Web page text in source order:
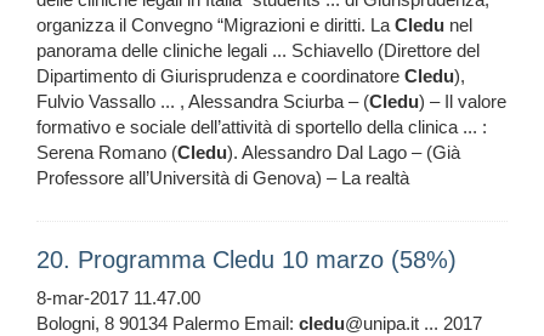
organizza il Convegno “Migrazioni e diritti. LaCledu nel
panorama delle cliniche legali ... Schiavello (Direttore del
Dipartimento di Giurisprudenza e coordinatore Cledu),
Fulvio Vassallo ... , Alessandra Sciurba – (Cledu) – Il valore
formativo e sociale dell’attività di sportello della clinica ... :
Serena Romano (Cledu). Alessandro Dal Lago – (Già
Professore all’Università di Genova) – La realtà
20. Programma Cledu 10 marzo (58%)
8-mar-2017 11.47.00
Bologni, 8 90134 Palermo Email: cledu@unipa.it ... 2017